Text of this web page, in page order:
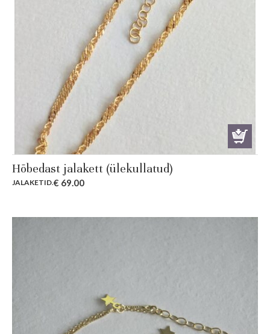
Hõbedast jalakett (ülekullatud)
JALAKETID.€ 69.00